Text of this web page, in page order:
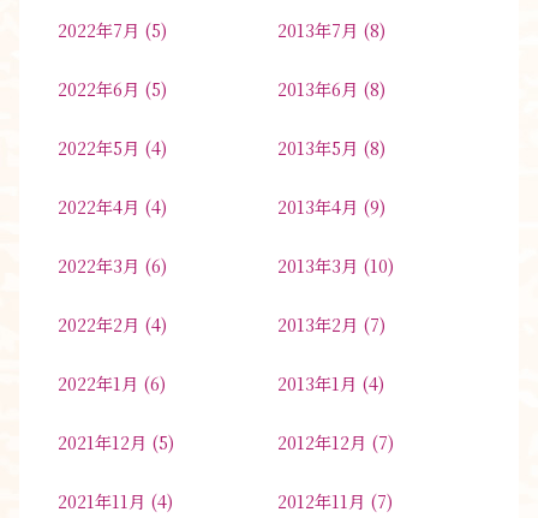
2022年7月 (5)
2022年6月 (5)
2022年5月 (4)
2022年4月 (4)
2022年3月 (6)
2022年2月 (4)
2022年1月 (6)
2021年12月 (5)
2021年11月 (4)
2013年7月 (8)
2013年6月 (8)
2013年5月 (8)
2013年4月 (9)
2013年3月 (10)
2013年2月 (7)
2013年1月 (4)
2012年12月 (7)
2012年11月 (7)